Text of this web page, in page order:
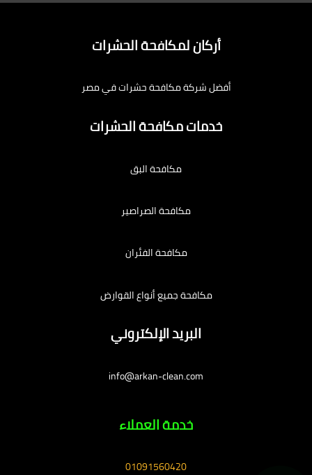
أركان لمكافحة الحشرات
أفضل شركة مكافحة حشرات في مصر
خدمات مكافحة الحشرات
مكافحة البق
مكافحة الصراصير
مكافحة الفئران
مكافحة جميع أنواع القوارض
البريد الإلكتروني
info@arkan-clean.com
خدمة العملاء
01091560420